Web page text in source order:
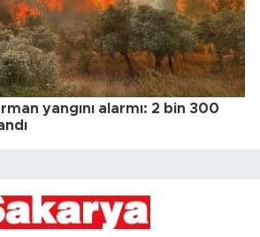
yangını alarmı: 2 bin 300